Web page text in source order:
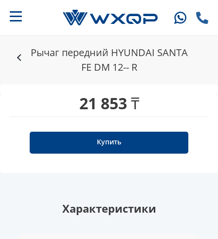
Рычаг передний HYUNDAI SANTA
FE DM 12-- R
21 853 ₸
Купить
Характеристики